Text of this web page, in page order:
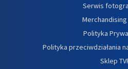
Serwis
Merchandising
Polityka
Polityka przeciwdziałania
Sklep